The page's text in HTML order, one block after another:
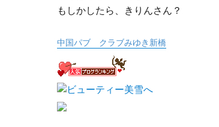
もしかしたら、きりんさん？
中国パブ クラブみゆき新橋